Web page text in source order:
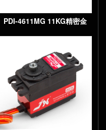
PDI-4611MG 11KG精密金
属齿轮数字空心杯短身舵机